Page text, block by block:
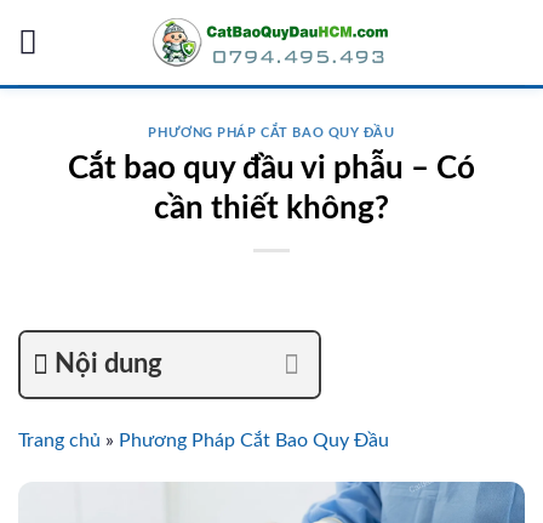
PHƯƠNG PHÁP CẮT BAO QUY ĐẦU
Cắt bao quy đầu vi phẫu – Có
cần thiết không?
Nội dung
Trang chủ » Phương Pháp Cắt Bao Quy Đầu